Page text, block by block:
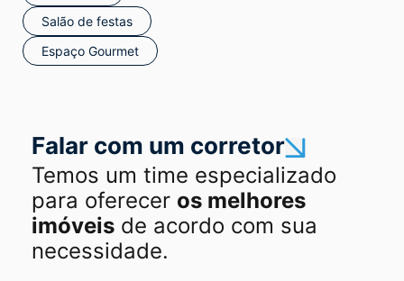
Salão de festas
Espaço Gourmet
Falar com um corretor
Temos um time especializado
para oferecer os melhores
imóveis de acordo com sua
necessidade.